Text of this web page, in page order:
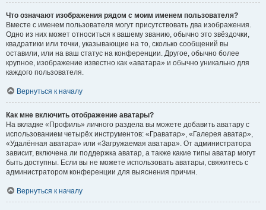
Что означают изображения рядом с моим именем пользователя?
Вместе с именем пользователя могут присутствовать два изображения.
Одно из них может относиться к вашему званию, обычно это звёздочки,
квадратики или точки, указывающие на то, сколько сообщений вы
оставили, или на ваш статус на конференции. Другое, обычно более
крупное, изображение известно как «аватара» и обычно уникально для
каждого пользователя.
Вернуться к началу
Как мне включить отображение аватары?
На вкладке «Профиль» личного раздела вы можете добавить аватару с
использованием четырёх инструментов: «Граватар», «Галерея аватар»,
«Удалённая аватара» или «Загружаемая аватара». От администратора
зависит, включена ли поддержка аватар, а также какие типы аватар могут
быть доступны. Если вы не можете использовать аватары, свяжитесь с
администратором конференции для выяснения причин.
Вернуться к началу